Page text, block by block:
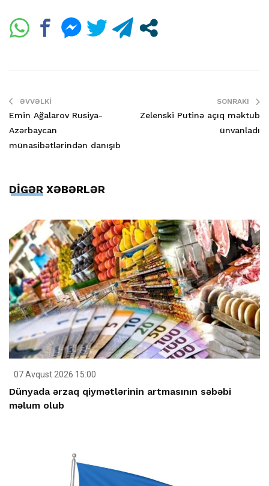
ƏVVƏLKI
Emin Ağalarov Rusiya-
Azərbaycan
münasibətlərindən danışıb
SONRAKI
Zelenski Putinə açıq məktub
ünvanladı
DİGƏR XƏBƏRLƏR
07 Avqust 2026 15:00
Dünyada ərzaq qiymətlərinin artmasının səbəbi
məlum olub